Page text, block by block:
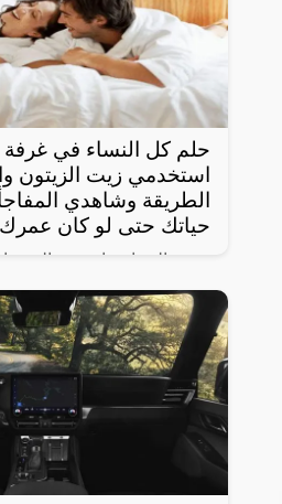
حلم كل النساء في غرفة
استخدمي زيت الزيتون
الطريقة وشاهدي
حياتك حتى لو كان عمرك 50 عاماً!!
تبحث النساء عادة عن الوصفات
استخداماً بهدف الحصول
وناعم، ومن أبرز تلك
والجسم للحصول على أفضل
قصيرة،